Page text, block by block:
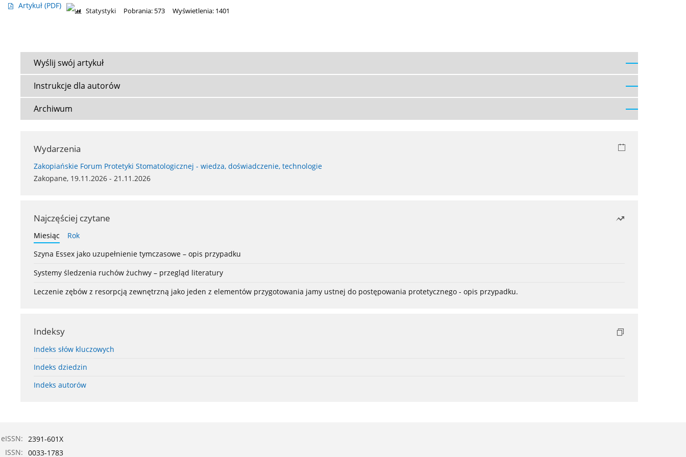
Artykuł (PDF)
Statystyki Pobrania: 573 Wyświetlenia: 1401
Wyślij swój artykuł
Instrukcje dla autorów
Archiwum
Wydarzenia
Zakopiańskie Forum Protetyki Stomatologicznej - wiedza, doświadczenie, technologie
Zakopane, 19.11.2026 - 21.11.2026
Najczęściej czytane
Miesiąc
Rok
Szyna Essex jako uzupełnienie tymczasowe – opis przypadku
Systemy śledzenia ruchów żuchwy – przegląd literatury
Leczenie zębów z resorpcją zewnętrzną jako jeden z elementów przygotowania jamy ustnej do postępowania protetycznego - opis przypadku.
Indeksy
Indeks słów kluczowych
Indeks dziedzin
Indeks autorów
eISSN: 2391-601X
ISSN: 0033-1783